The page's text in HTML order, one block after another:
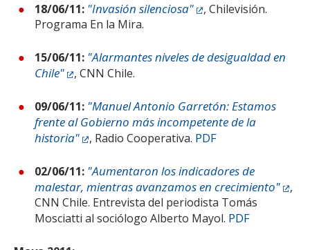
18/06/11: "Invasión silenciosa"
, Chilevisión.
Programa En la Mira.
15/06/11: "Alarmantes niveles de desigualdad en
Chile"
, CNN Chile.
09/06/11: "Manuel Antonio Garretón: Estamos
frente al Gobierno más incompetente de la
historia"
, Radio Cooperativa. PDF
02/06/11: "Aumentaron los indicadores de
malestar, mientras avanzamos en crecimiento"
,
CNN Chile. Entrevista del periodista Tomás
Mosciatti al sociólogo Alberto Mayol. PDF